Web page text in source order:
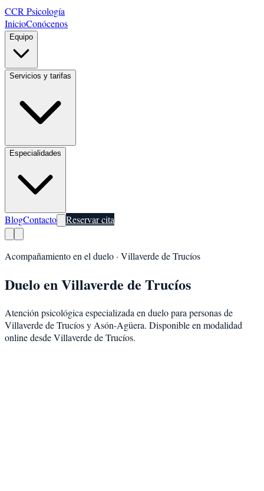
CCR Psicología
InicioConócenos
Equipo
Servicios y tarifas
Especialidades
BlogContacto Reservar cita
Acompañamiento en el duelo · Villaverde de Trucíos
DueloenVillaverde de Trucíos
Atención psicológica especializada en duelopara personas de
Villaverde de Trucíosy Asón-Agüera. Disponible en modalidad
online desde Villaverde de Trucíos.